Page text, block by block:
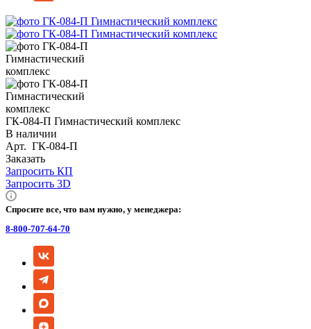
ГК-084-П Гимнастический комплекс
В наличии
Арт. ГК-084-П
Заказать
Запросить КП
Запросить 3D
Спросите все, что вам нужно, у менеджера:
8-800-707-64-70